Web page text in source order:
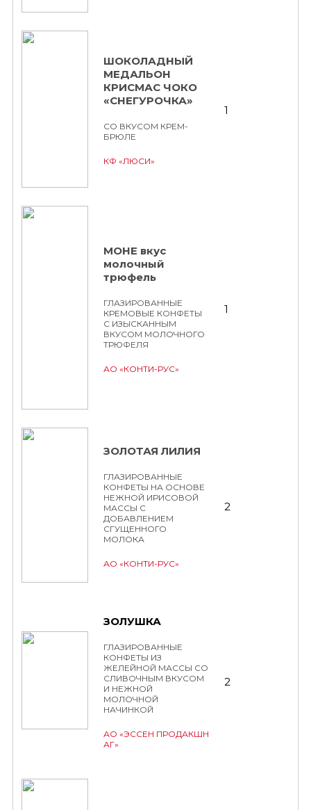
ШОКОЛАДНЫЙ
МЕДАЛЬОН
КРИСМАС ЧОКО
«СНЕГУРОЧКА»
СО ВКУСОМ КРЕМ-
БРЮЛЕ
КФ «ЛЮСИ»
1
МОНЕ вкус
молочный
трюфель
ГЛАЗИРОВАННЫЕ
КРЕМОВЫЕ КОНФЕТЫ
С ИЗЫСКАННЫМ
ВКУСОМ МОЛОЧНОГО
ТРЮФЕЛЯ
АО «КОНТИ-РУС»
1
ЗОЛОТАЯ ЛИЛИЯ
ГЛАЗИРОВАННЫЕ
КОНФЕТЫ НА ОСНОВЕ
НЕЖНОЙ ИРИСОВОЙ
МАССЫ С
ДОБАВЛЕНИЕМ
СГУЩЕННОГО
МОЛОКА
АО «КОНТИ-РУС»
2
ЗОЛУШКА
ГЛАЗИРОВАННЫЕ
КОНФЕТЫ ИЗ
ЖЕЛЕЙНОЙ МАССЫ СО
СЛИВОЧНЫМ ВКУСОМ
И НЕЖНОЙ
МОЛОЧНОЙ
НАЧИНКОЙ
АО «ЭССЕН ПРОДАКШН
АГ»
2